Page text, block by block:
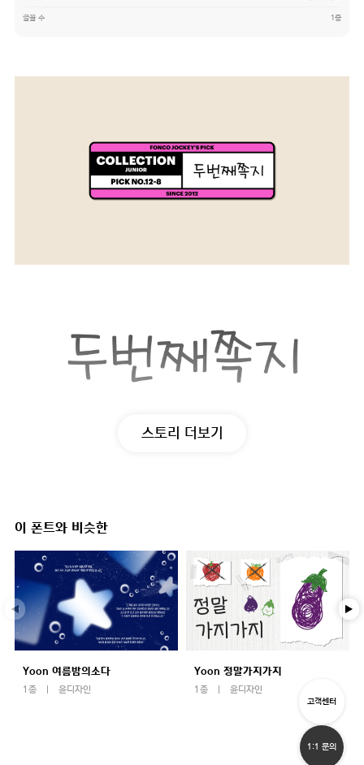
글꼴 수 1종
스토리 더보기
이 폰트와 비슷한
Yoon 여름밤의소다
1종 윤디자인
Yoon 정말가지가지
1종 윤디자인
고객센터
1:1 문의